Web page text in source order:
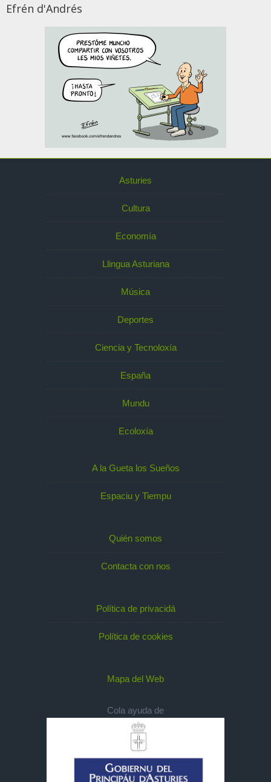
Efrén d'Andrés
Asturies
Cultura
Economía
Llingua Asturiana
Música
Deportes
Ciencia y Tecnoloxía
España
Mundu
Ecoloxía
A la Gueta los Sueños
Espaciu y Tiempu
Quién somos
Contacta con nos
Política de privacidá
Política de cookies
Mapa del Web
Cola ayuda de